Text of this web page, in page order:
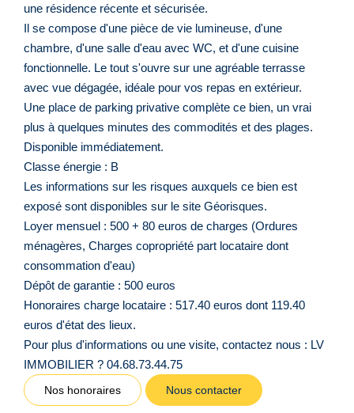
une résidence récente et sécurisée.
Il se compose d'une pièce de vie lumineuse, d'une
chambre, d'une salle d'eau avec WC, et d'une cuisine
fonctionnelle. Le tout s'ouvre sur une agréable terrasse
avec vue dégagée, idéale pour vos repas en extérieur.
Une place de parking privative complète ce bien, un vrai
plus à quelques minutes des commodités et des plages.
Disponible immédiatement.
Classe énergie : B
Les informations sur les risques auxquels ce bien est
exposé sont disponibles sur le site Géorisques.
Loyer mensuel : 500 + 80 euros de charges (Ordures
ménagères, Charges copropriété part locataire dont
consommation d'eau)
Dépôt de garantie : 500 euros
Honoraires charge locataire : 517.40 euros dont 119.40
euros d'état des lieux.
Pour plus d'informations ou une visite, contactez nous : LV
IMMOBILIER ? 04.68.73.44.75
Nos honoraires Nous contacter